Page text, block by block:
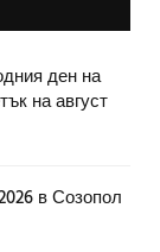
ден на
на август
в Созопол